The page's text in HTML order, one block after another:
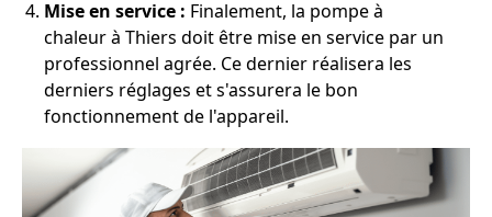
Mise en service : Finalement, la pompe à
chaleur à Thiers doit être mise en service par un
professionnel agrée. Ce dernier réalisera les
derniers réglages et s'assurera le bon
fonctionnement de l'appareil.